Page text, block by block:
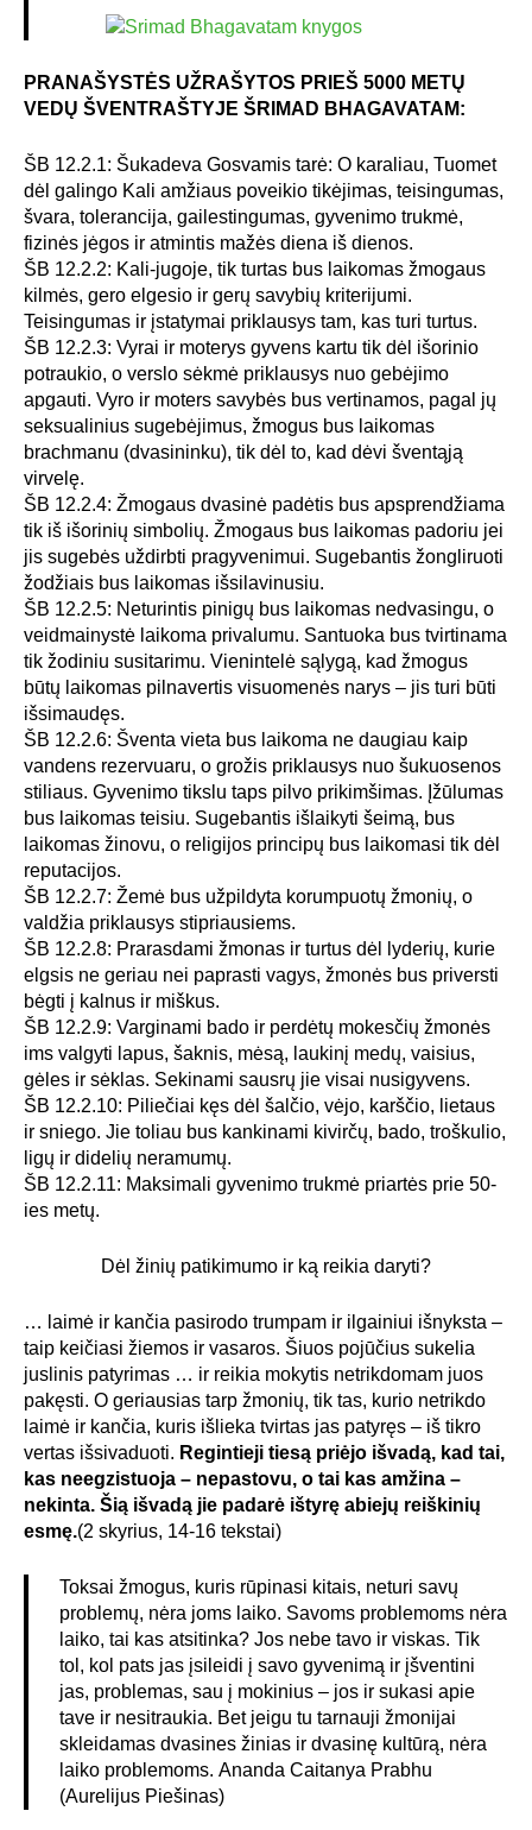
PRANAŠYSTĖS UŽRAŠYTOS PRIEŠ 5000 METŲ
VEDŲ ŠVENTRAŠTYJE ŠRIMAD BHAGAVATAM:
ŠB 12.2.1: Šukadeva Gosvamis tarė: O karaliau, Tuomet
dėl galingo Kali amžiaus poveikio tikėjimas, teisingumas,
švara, tolerancija, gailestingumas, gyvenimo trukmė,
fizinės jėgos ir atmintis mažės diena iš dienos.
ŠB 12.2.2: Kali-jugoje, tik turtas bus laikomas žmogaus
kilmės, gero elgesio ir gerų savybių kriterijumi.
Teisingumas ir įstatymai priklausys tam, kas turi turtus.
ŠB 12.2.3: Vyrai ir moterys gyvens kartu tik dėl išorinio
potraukio, o verslo sėkmė priklausys nuo gebėjimo
apgauti. Vyro ir moters savybės bus vertinamos, pagal jų
seksualinius sugebėjimus, žmogus bus laikomas
brachmanu (dvasininku), tik dėl to, kad dėvi šventąją
virvelę.
ŠB 12.2.4: Žmogaus dvasinė padėtis bus apsprendžiama
tik iš išorinių simbolių. Žmogaus bus laikomas padoriu jei
jis sugebės uždirbti pragyvenimui. Sugebantis žongliruoti
žodžiais bus laikomas išsilavinusiu.
ŠB 12.2.5: Neturintis pinigų bus laikomas nedvasingu, o
veidmainystė laikoma privalumu. Santuoka bus tvirtinama
tik žodiniu susitarimu. Vienintelė sąlygą, kad žmogus
būtų laikomas pilnavertis visuomenės narys – jis turi būti
išsimaudęs.
ŠB 12.2.6: Šventa vieta bus laikoma ne daugiau kaip
vandens rezervuaru, o grožis priklausys nuo šukuosenos
stiliaus. Gyvenimo tikslu taps pilvo prikimšimas. Įžūlumas
bus laikomas teisiu. Sugebantis išlaikyti šeimą, bus
laikomas žinovu, o religijos principų bus laikomasi tik dėl
reputacijos.
ŠB 12.2.7: Žemė bus užpildyta korumpuotų žmonių, o
valdžia priklausys stipriausiems.
ŠB 12.2.8: Prarasdami žmonas ir turtus dėl lyderių, kurie
elgsis ne geriau nei paprasti vagys, žmonės bus priversti
bėgti į kalnus ir miškus.
ŠB 12.2.9: Varginami bado ir perdėtų mokesčių žmonės
ims valgyti lapus, šaknis, mėsą, laukinį medų, vaisius,
gėles ir sėklas. Sekinami sausrų jie visai nusigyvens.
ŠB 12.2.10: Piliečiai kęs dėl šalčio, vėjo, karščio, lietaus
ir sniego. Jie toliau bus kankinami kivirčų, bado, troškulio,
ligų ir didelių neramumų.
ŠB 12.2.11: Maksimali gyvenimo trukmė priartės prie 50-
ies metų.
Dėl žinių patikimumo ir ką reikia daryti?
… laimė ir kančia pasirodo trumpam ir ilgainiui išnyksta –
taip keičiasi žiemos ir vasaros. Šiuos pojūčius sukelia
juslinis patyrimas … ir reikia mokytis netrikdomam juos
pakęsti. O geriausias tarp žmonių, tik tas, kurio netrikdo
laimė ir kančia, kuris išlieka tvirtas jas patyręs – iš tikro
vertas išsivaduoti. Regintieji tiesą priėjo išvadą, kad tai,
kas neegzistuoja – nepastovu, o tai kas amžina –
nekinta. Šią išvadą jie padarė ištyrę abiejų reiškinių
esmę.(2 skyrius, 14-16 tekstai)
Toksai žmogus, kuris rūpinasi kitais, neturi savų
problemų, nėra joms laiko. Savoms problemoms nėra
laiko, tai kas atsitinka? Jos nebe tavo ir viskas. Tik
tol, kol pats jas įsileidi į savo gyvenimą ir įšventini
jas, problemas, sau į mokinius – jos ir sukasi apie
tave ir nesitraukia. Bet jeigu tu tarnauji žmonijai
skleidamas dvasines žinias ir dvasinę kultūrą, nėra
laiko problemoms. Ananda Caitanya Prabhu
(Aurelijus Piešinas)